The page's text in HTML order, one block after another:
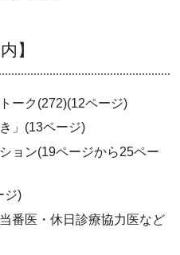
】
ーク(272)(12ページ)
」(13ページ)
ョン(19ページから25ペー
ジ)
番医・休日診療協力医など